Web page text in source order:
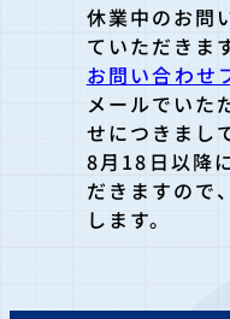
休業中のお問
ていただきます
お問い合わせ
メールでいた
せにつきまし
8月18日以降
だきますので
します。